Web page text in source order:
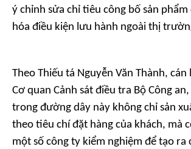
ý chỉnh sửa chỉ tiêu công bố sản
hóa điều kiện lưu hành ngoài thị
Theo Thiếu tá Nguyễn Văn Thành, cán
Cơ quan Cảnh sát điều tra Bộ Công
trong đường dây này không chỉ sản
theo tiêu chí đặt hàng của khách, mà
một số công ty kiểm nghiệm để tạo ra